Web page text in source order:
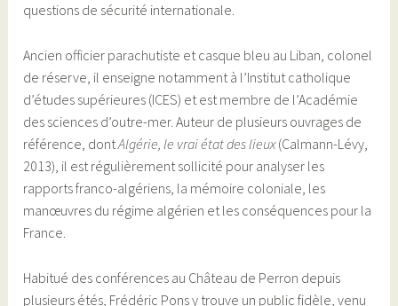
questions de sécurité internationale.
Ancien officier parachutiste et casque bleu au Liban, colonel
de réserve, il enseigne notamment à l’Institut catholique
d’études supérieures (ICES) et est membre de l’Académie
des sciences d’outre-mer. Auteur de plusieurs ouvrages de
référence, dontAlgérie, le vrai état des lieux(Calmann-Lévy,
2013), il est régulièrement sollicité pour analyser les
rapports franco-algériens, la mémoire coloniale, les
manœuvres du régime algérien et les conséquences pour la
France.
Habitué des conférences au Château de Perron depuis
plusieurs étés, Frédéric Pons y trouve un public fidèle, venu